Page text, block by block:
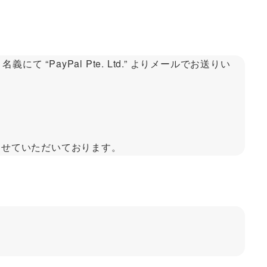
義にて “PayPal Pte. Ltd.” よりメールでお送りい
ていただいております。